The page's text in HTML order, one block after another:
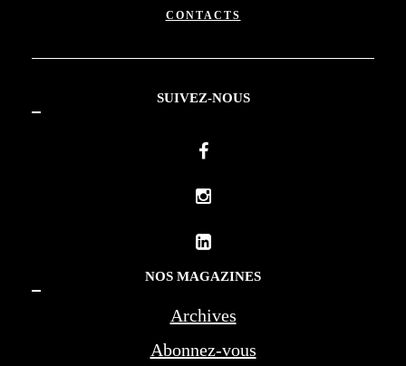
CONTACTS
SUIVEZ-NOUS
NOS MAGAZINES
Archives
Abonnez-vous